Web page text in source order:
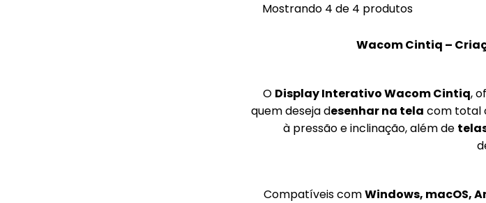
Mostrando 4 de 4 produtos
Wacom Cintiq –
O Display Interativo Wacom Cintiq,
quem deseja desenhar na tela com total
à pressão e inclinação, além de
Compatíveis comWindows, macOS,